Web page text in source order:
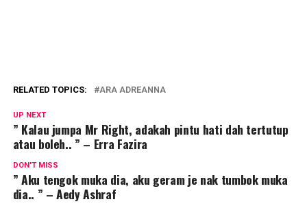
RELATED TOPICS: ARA ADREANNA
UP NEXT
” Kalau jumpa Mr Right, adakah pintu hati dah tertutup
atau boleh.. ” – Erra Fazira
DON'T MISS
” Aku tengok muka dia, aku geram je nak tumbok muka
dia.. ” – Aedy Ashraf